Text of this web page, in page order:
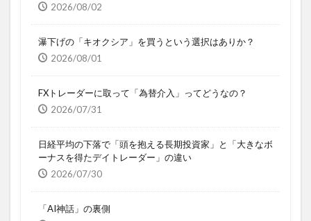
2026/08/02
瀑下げの「キオクシア」を買うという選択はありか？
2026/08/01
FXトレーダーに取って「為替介入」ってどうなの？
2026/07/31
日経平均の下落で「頭を抱える長期投資家」と「大きなボ
ーナスを得たデイトレーダー」の違い
2026/07/30
「AI神話」の裏側